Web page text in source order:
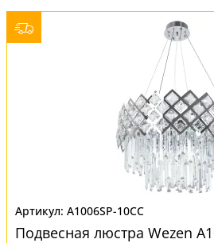
A1006SP-10CC
Подвесная люстра Wezen